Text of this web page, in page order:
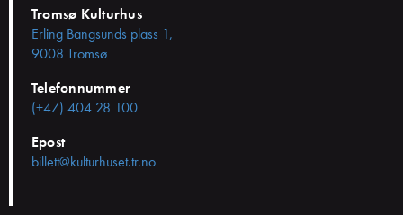
Tromsø Kulturhus
Erling Bangsunds plass 1,
9008 Tromsø
Telefonnummer
(+47) 404 28 100
Epost
billett@kulturhuset.tr.no